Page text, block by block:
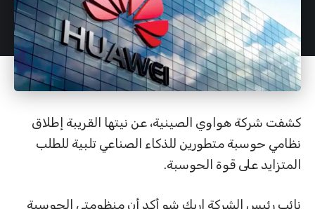
كشفت شركة هواوي الصينية، عن نيتها القريبة إطلاق
نظامي حوسبة متطورين للذكاء الصناعي تلبية للطلب
المتزايد على قوة الحوسبة.
نائب رئيس الشركة إريك شو أكد أن منظومتي الحوسبة